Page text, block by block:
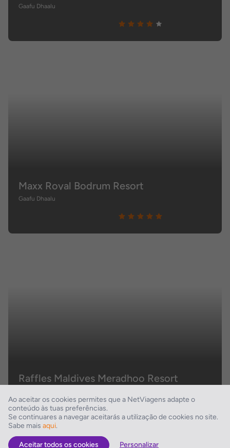
Gaafu Dhaalu
Maxx Royal Bodrum Resort
Gaafu Dhaalu
Raffles Maldives Meradhoo Resort
Ao aceitar os cookies permites que a NetViagens adapte o
conteúdo às tuas preferências.
Se continuares a navegar aceitarás a utilização de cookies no site.
Sabe mais aqui.
Aceitar todos os cookies Personalizar